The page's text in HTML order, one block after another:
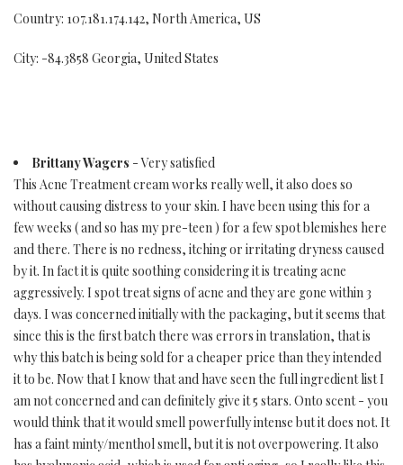
Country: 107.181.174.142, North America, US
City: -84.3858 Georgia, United States
Brittany Wagers - Very satisfied
This Acne Treatment cream works really well, it also does so
without causing distress to your skin. I have been using this for a
few weeks ( and so has my pre-teen ) for a few spot blemishes here
and there. There is no redness, itching or irritating dryness caused
by it. In fact it is quite soothing considering it is treating acne
aggressively. I spot treat signs of acne and they are gone within 3
days. I was concerned initially with the packaging, but it seems that
since this is the first batch there was errors in translation, that is
why this batch is being sold for a cheaper price than they intended
it to be. Now that I know that and have seen the full ingredient list I
am not concerned and can definitely give it 5 stars. Onto scent - you
would think that it would smell powerfully intense but it does not. It
has a faint minty/menthol smell, but it is not overpowering. It also